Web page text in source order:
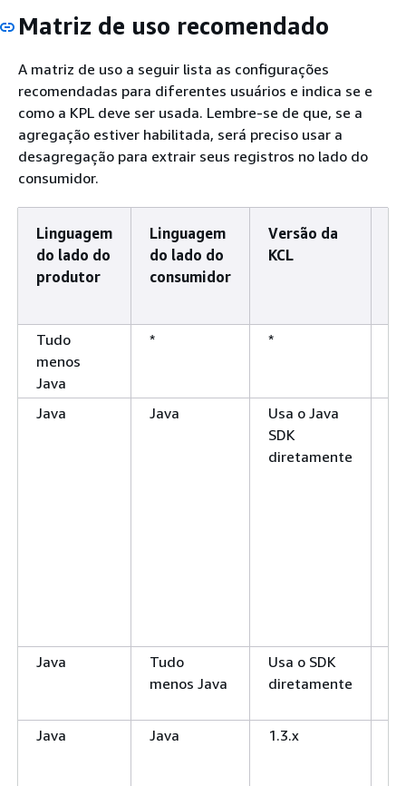
Matriz de uso recomendado
A matriz de uso a seguir lista as configurações
recomendadas para diferentes usuários e indica se e
como a KPL deve ser usada. Lembre-se de que, se a
agregação estiver habilitada, será preciso usar a
desagregação para extrair seus registros no lado do
consumidor.
Linguagem
do lado do
produtor
Linguagem
do lado do
consumidor
Versão da
KCL
Tudo
menos
Java
* *
Java Java
Usa o Java
SDK
diretamente
Java
Tudo
menos Java
Usa o SDK
diretamente
Java Java 1.3.x